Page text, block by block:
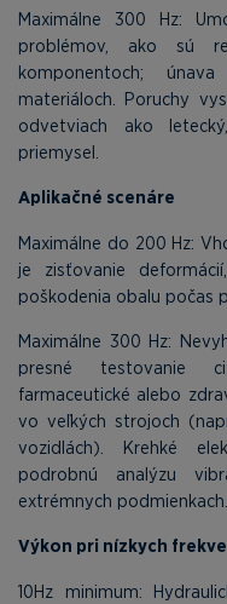
Maximálne 300 Hz:
problémov, ako sú
komponentoch;
materiáloch. Poruchy
odvetviach ako
priemysel.
Aplikačné scenáre
Maximálne do 200 Hz:
je zisťovanie
poškodenia obalu počas
Maximálne 300 Hz:
presné testovanie
farmaceutické alebo
vo veľkých strojoch
vozidlách). Krehké
podrobnú analýzu
extrémnych podmienkach.
Výkon pri nízkych
10Hz minimum: